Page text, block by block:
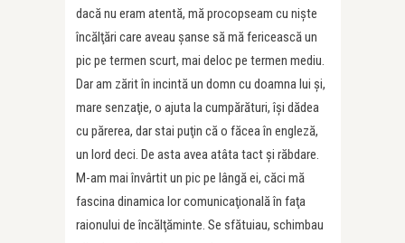
dacă nu eram atentă, mă procopseam cu nişte
încălţări care aveau şanse să mă fericească un
pic pe termen scurt, mai deloc pe termen mediu.
Dar am zărit în incintă un domn cu doamna lui şi,
mare senzaţie, o ajuta la cumpărături, îşi dădea
cu părerea, dar stai puţin că o făcea în engleză,
un lord deci. De asta avea atâta tact şi răbdare.
M-am mai învârtit un pic pe lângă ei, căci mă
fascina dinamica lor comunicaţională în faţa
raionului de încălţăminte. Se sfătuiau, schimbau